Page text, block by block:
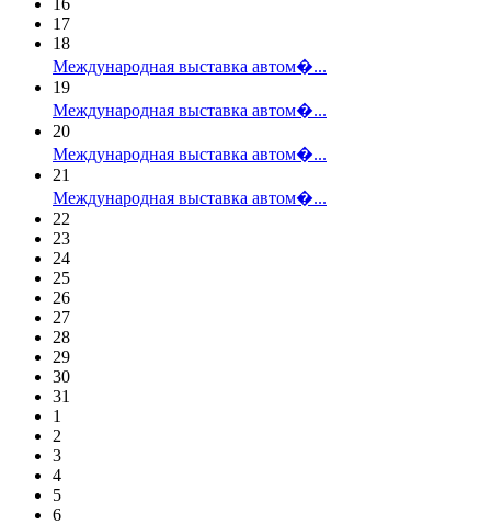
17
18
Международная выставка автом�...
19
Международная выставка автом�...
20
Международная выставка автом�...
21
Международная выставка автом�...
22
23
24
25
26
27
28
29
30
31
1
2
3
4
5
6